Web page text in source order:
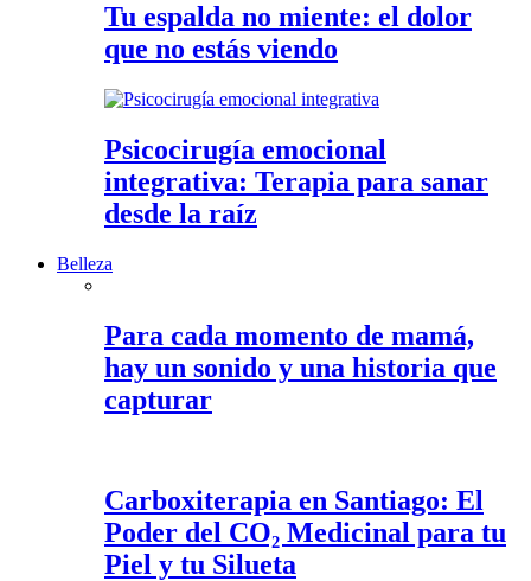
Tu espalda no miente: el dolor
que no estás viendo
Psicocirugía emocional
integrativa: Terapia para sanar
desde la raíz
Belleza
Para cada momento de mamá,
hay un sonido y una historia que
capturar
Carboxiterapia en Santiago: El
Poder del CO₂ Medicinal para tu
Piel y tu Silueta